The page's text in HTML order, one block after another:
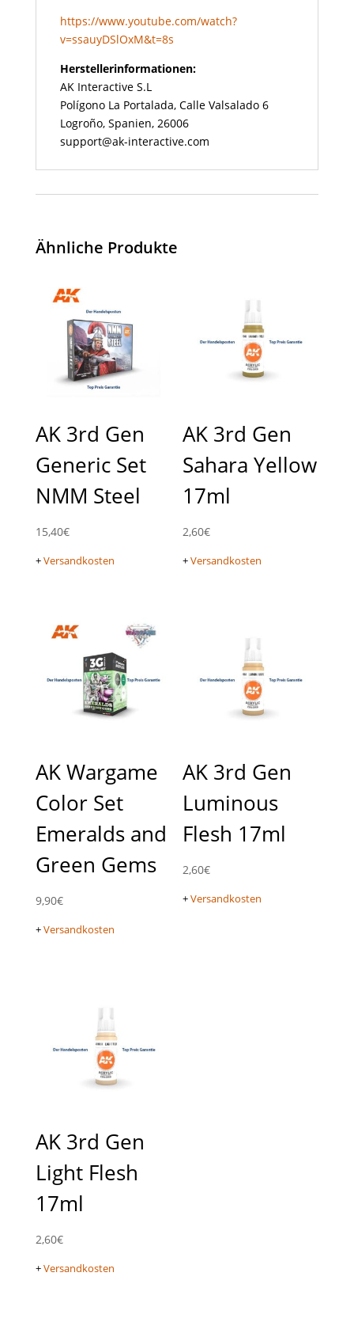
https://www.youtube.com/watch?
v=ssauyDSlOxM&t=8s
Herstellerinformationen:
AK Interactive S.L
Polígono La Portalada, Calle Valsalado 6
Logroño, Spanien, 26006
support@ak-interactive.com
Ähnliche Produkte
AK 3rd Gen
Generic Set
NMM Steel
15,40€
+Versandkosten
AK 3rd Gen
Sahara Yellow
17ml
2,60€
+Versandkosten
AK Wargame
Color Set
Emeralds and
Green Gems
9,90€
+Versandkosten
AK 3rd Gen
Luminous
Flesh 17ml
2,60€
+Versandkosten
AK 3rd Gen
Light Flesh
17ml
2,60€
+Versandkosten